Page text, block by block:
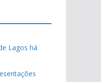
Lagos há